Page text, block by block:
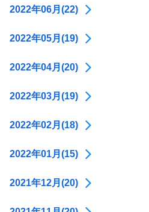
2022年06月(22)
2022年05月(19)
2022年04月(20)
2022年03月(19)
2022年02月(18)
2022年01月(15)
2021年12月(20)